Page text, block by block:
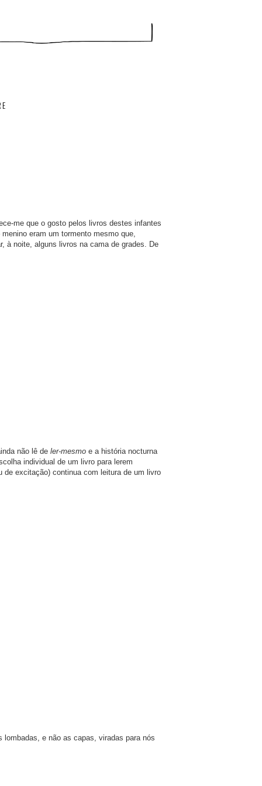
me que o gosto pelos livros destes infantes
eram um tormento mesmo que,
à noite, alguns livros na cama de grades. De
não lê de ler-mesmo e a história nocturna
individual de um livro para lerem
excitação) continua com leitura de um livro
e não as capas, viradas para nós